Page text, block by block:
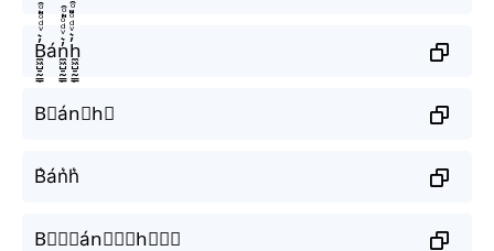
B̼͖̺̠̰͇̙̓͛ͮͩͦ̎ͦ̑ͅán̼͖̺̠̰͇̙̓͛ͮͩͦ̎ͦ̑ͅh̼͖̺̠̰͇̙̓͛ͮͩͦ̎ͦ̑ͅ
B⃗án⃗h⃗
B͛án͛h͛
B⃒⃒⃒án⃒⃒⃒h⃒⃒⃒